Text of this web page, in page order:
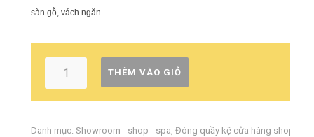
sàn gỗ, vách ngăn.
THÊM VÀO GIỎ
Danh mục: Showroom - shop - spa, Đóng quầy kệ cửa hàng shop